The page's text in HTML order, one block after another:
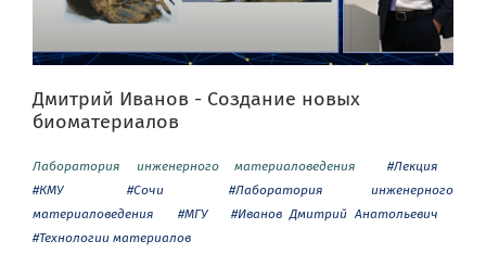
Дмитрий Иванов - Создание новых
биоматериалов
Лаборатория инженерного материаловедения
#Лекция
#КМУ
#Сочи
#Лаборатория инженерного
материаловедения
#МГУ
#Иванов Дмитрий Анатольевич
#Технологии материалов